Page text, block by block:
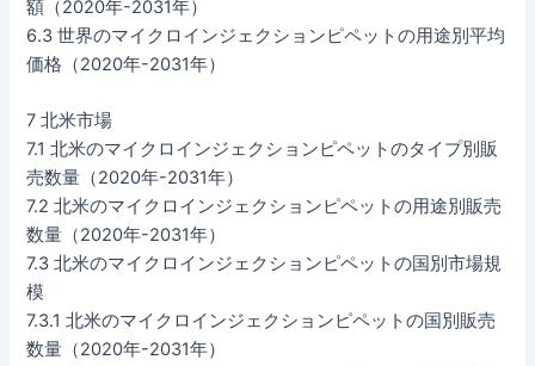
額（2020年-2031年）
6.3 世界のマイクロインジェクションピペットの用途別平均
価格（2020年-2031年）
7 北米市場
7.1 北米のマイクロインジェクションピペットのタイプ別販
売数量（2020年-2031年）
7.2 北米のマイクロインジェクションピペットの用途別販売
数量（2020年-2031年）
7.3 北米のマイクロインジェクションピペットの国別市場規
模
7.3.1 北米のマイクロインジェクションピペットの国別販売
数量（2020年-2031年）